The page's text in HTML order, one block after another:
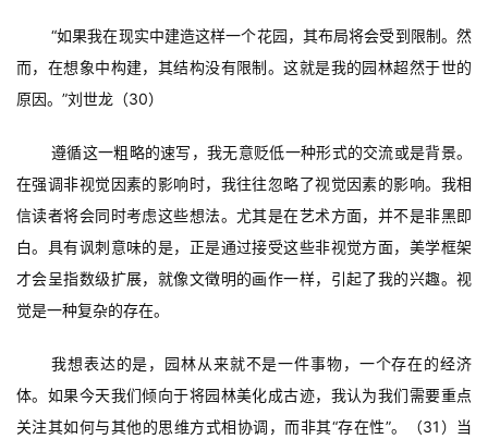
“如果我在现实中建造这样一个花园，其布局将会受到限制。然
而，在想象中构建，其结构没有限制。这就是我的园林超然于世的
原因。”刘世龙（30）
遵循这一粗略的速写，我无意贬低一种形式的交流或是背景。
在强调非视觉因素的影响时，我往往忽略了视觉因素的影响。我相
信读者将会同时考虑这些想法。尤其是在艺术方面，并不是非黑即
白。具有讽刺意味的是，正是通过接受这些非视觉方面，美学框架
才会呈指数级扩展，就像文徵明的画作一样，引起了我的兴趣。视
觉是一种复杂的存在。
我想表达的是，园林从来就不是一件事物，一个存在的经济
体。如果今天我们倾向于将园林美化成古迹，我认为我们需要重点
关注其如何与其他的思维方式相协调，而非其“存在性”。（31）当